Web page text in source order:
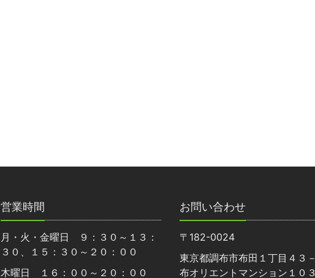
営業時間
月・火・金曜日 ９：３０～１３：
３０、１５：３０～２０：００
木曜日 １６：００～２０：００
お問い合わせ
〒182-0024
東京都調布市布田１丁目４３
布オリエントマンション１０３